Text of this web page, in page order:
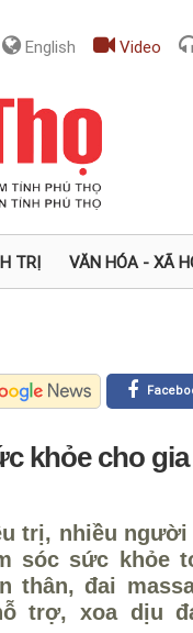
English Video
TRỊ VĂN HÓA - XÃ
khỏe cho
trị, nhiều người
sóc sức khỏe
thân, đai
trợ, xoa dịu